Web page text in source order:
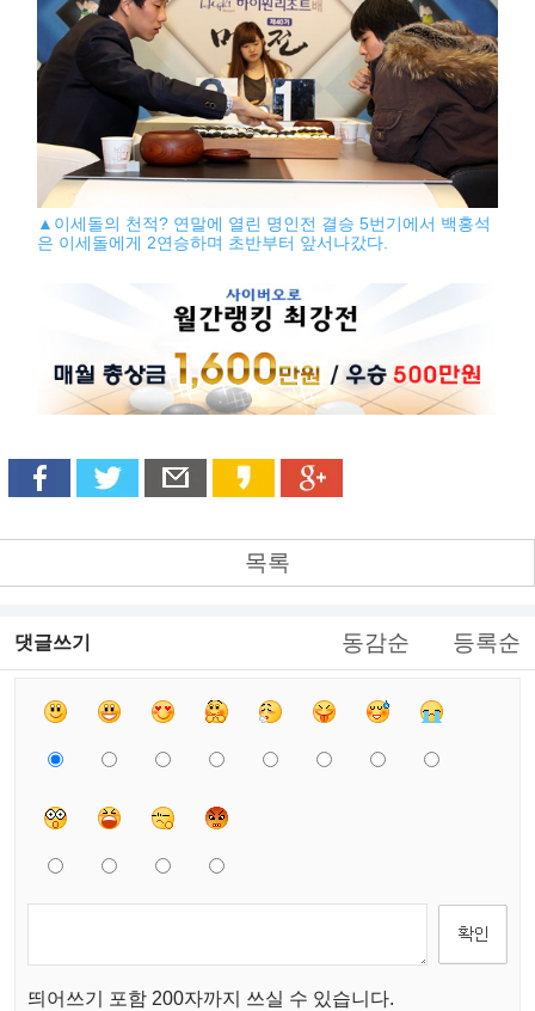
▲이세돌의 천적? 연말에 열린 명인전 결승 5번기에서 백홍석
은 이세돌에게 2연승하며 초반부터 앞서나갔다.
목록
댓글쓰기 동감순 등록순
띄어쓰기 포함 200자까지 쓰실 수 있습니다.